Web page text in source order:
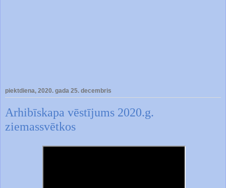
piektdiena, 2020. gada 25. decembris
Arhibīskapa vēstījums 2020.g.
ziemassvētkos